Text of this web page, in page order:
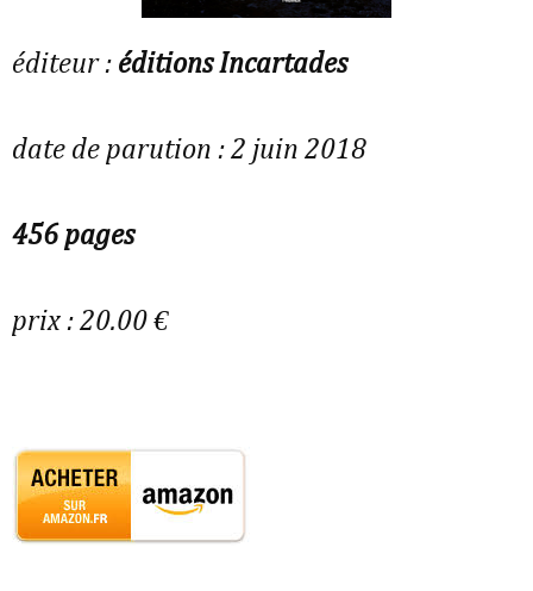
éditeur : éditions Incartades
date de parution : 2 juin 2018
456 pages
prix : 20.00 €